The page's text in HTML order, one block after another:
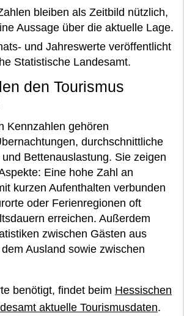
bleiben als Zeitbild nützlich,
Aussage über die aktuelle Lage.
und Jahreswerte veröffentlicht
Statistische Landesamt.
den Tourismus
Kennzahlen gehören
durchschnittliche
Bettenauslastung. Sie zeigen
Eine hohe Zahl an
kurzen Aufenthalten verbunden
oder Ferienregionen oft
erreichen. Außerdem
zwischen Gästen aus
Ausland sowie zwischen
benötigt, findet beim Hessischen
aktuelle Tourismusdaten.